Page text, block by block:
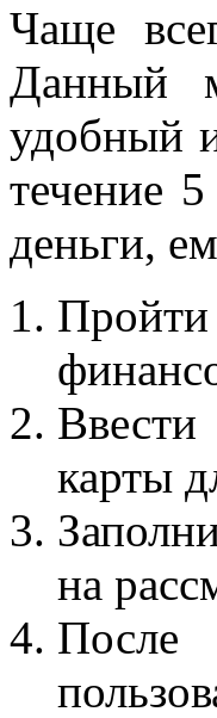
Чаще
Данный
удобный
течение
деньги,
карты
на
После